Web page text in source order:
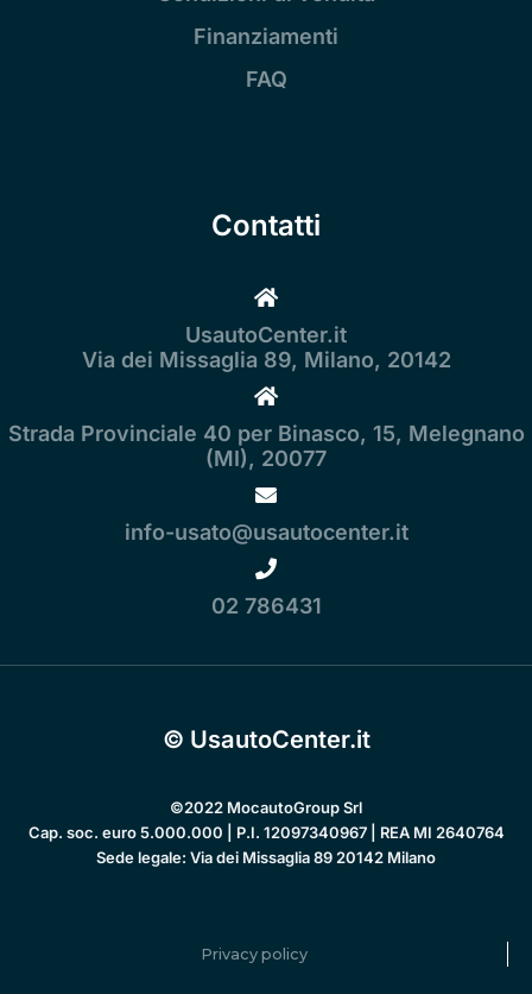
Finanziamenti
FAQ
Contatti
UsautoCenter.it
Via dei Missaglia 89, Milano, 20142
Strada Provinciale 40 per Binasco, 15, Melegnano
(MI), 20077
info-usato@usautocenter.it
02 786431
© UsautoCenter.it
©2022 MocautoGroup Srl
Cap. soc. euro 5.000.000 | P.I. 12097340967 | REA MI 2640764
Sede legale: Via dei Missaglia 89 20142 Milano
Privacy policy